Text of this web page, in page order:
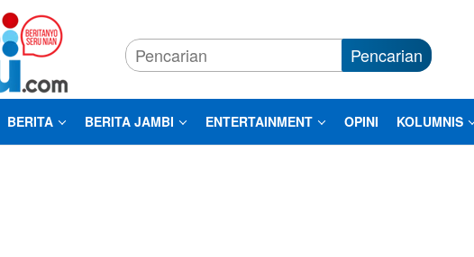
Pencarian
BERITA BERITA JAMBI ENTERTAINMENT OPINI KOLUMNIS